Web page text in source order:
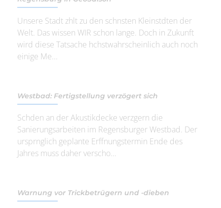
Unsere Stadt zhlt zu den schnsten Kleinstdten der
Welt. Das wissen WIR schon lange. Doch in Zukunft
wird diese Tatsache hchstwahrscheinlich auch noch
einige Me...
Westbad: Fertigstellung verzögert sich
Schden an der Akustikdecke verzgern die
Sanierungsarbeiten im Regensburger Westbad. Der
ursprnglich geplante Erffnungstermin Ende des
Jahres muss daher verscho...
Warnung vor Trickbetrügern und -dieben